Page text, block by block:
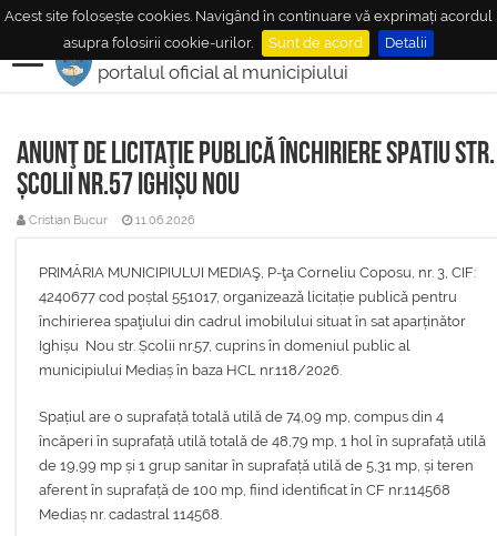
Acest site folosește cookies. Navigând în continuare vă exprimați acordul
asupra folosirii cookie-urilor.
Sunt de acord Detalii
MUNICIPIULMEDIAŞ
portalul oficial al municipiului
ANUNŢ DE LICITAŢIE PUBLICĂ ÎNCHIRIERE SPATIU STR.
ȘCOLII NR.57 IGHIȘU NOU
Cristian Bucur 11.06.2026
PRIMĂRIA MUNICIPIULUI MEDIAŞ, P-ţa Corneliu Coposu, nr. 3, CIF:
4240677 cod poștal 551017, organizează licitație publică pentru
închirierea spaţiului din cadrul imobilului situat în sat aparținător
Ighișu Nou str. Școlii nr.57, cuprins în domeniul public al
municipiului Mediaș în baza HCL nr.118/2026.
Spațiul are o suprafață totală utilă de 74,09 mp, compus din 4
încăperi în suprafață utilă totală de 48,79 mp, 1 hol în suprafață utilă
de 19,99 mp și 1 grup sanitar în suprafață utilă de 5,31 mp, și teren
aferent în suprafață de 100 mp, fiind identificat în CF nr.114568
Mediaș nr. cadastral 114568.